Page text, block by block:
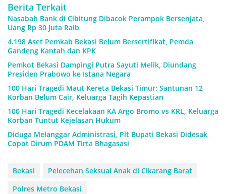
Berita Terkait
Nasabah Bank di Cibitung Dibacok Perampok Bersenjata,
Uang Rp 30 Juta Raib
4.198 Aset Pemkab Bekasi Belum Bersertifikat, Pemda
Gandeng Kantah dan KPK
Pemkot Bekasi Dampingi Putra Sayuti Melik, Diundang
Presiden Prabowo ke Istana Negara
100 Hari Tragedi Maut Kereta Bekasi Timur: Santunan 12
Korban Belum Cair, Keluarga Tagih Kepastian
100 Hari Tragedi Kecelakaan KA Argo Bromo vs KRL, Keluarga
Korban Tuntut Kejelasan Hukum
Diduga Melanggar Administrasi, Plt Bupati Bekasi Didesak
Copot Dirum PDAM Tirta Bhagasasi
Bekasi
Pelecehan Seksual Anak di Cikarang Barat
Polres Metro Bekasi